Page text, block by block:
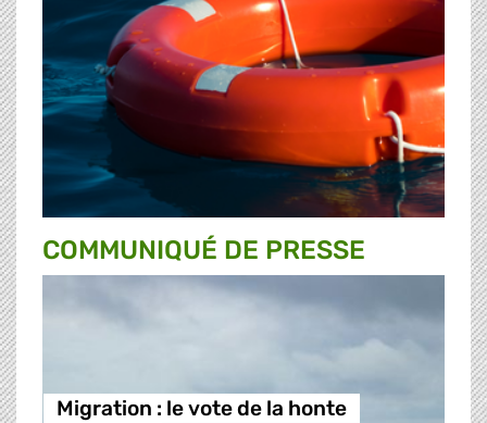
COMMUNIQUÉ DE PRESSE
Migration : le vote de la honte